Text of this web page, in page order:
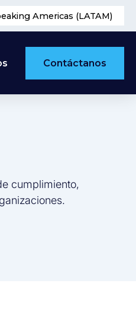
Americas (LATAM)
Contáctanos
cumplimiento,